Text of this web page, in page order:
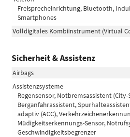
Freisprecheinrichtung, Bluetooth,
Smartphones
Volldigitales Kombiinstrument (Virtual
Sicherheit & Assistenz
Airbags
Assistenzsysteme
Regensensor, Notbremsassistent (City-
Berganfahrassistent,
adaptiv (ACC),
Müdigkeitserkennungs-Sensor,
Geschwindigkeitsbegrenzer